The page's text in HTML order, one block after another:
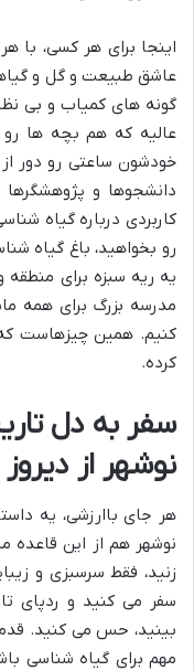
اینجا برای هر کسی، با
عاشق طبیعت و گل و
گونه های کمیاب و بی
عالیه که هم بچه ها
خودشون ساعتی رو دور
دانشجوها و
کاربردی درباره گیاه
رو بخواهید، باغ گیاه
یه ریه سبزه برای
مدرسه بزرگ برای همه
کنیم. همین چیزهاست
کرده.
سفر به دل
نوشهر از دیروز
هر جای باارزشی، یه
نوشهر هم از این
زنید، فقط سرسبزی و
سفر می کنید و ردپای
بینید، حس می کنید.
مهم برای گیاه شناسی